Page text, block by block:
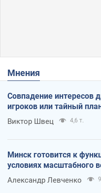
Мнения
Совпадение интересов
игроков или тайный
Виктор Швец 4,6 т.
Минск готовится к
условиях масштабного
Александр Левченко